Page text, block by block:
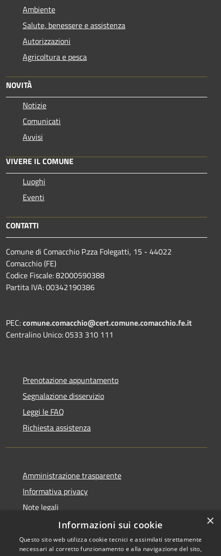
Ambiente
Salute, benessere e assistenza
Autorizzazioni
Agricoltura e pesca
NOVITÀ
Notizie
Comunicati
Avvisi
VIVERE IL COMUNE
Luoghi
Eventi
CONTATTI
Comune di Comacchio P.zza Folegatti, 15 - 44022
Comacchio (FE)
Codice Fiscale: 82000590388
Partita IVA: 00342190386
PEC:comune.comacchio@cert.comune.comacchio.fe.it
Centralino Unico: 0533 310 111
Prenotazione appuntamento
Segnalazione disservizio
Leggi le FAQ
Richiesta assistenza
Amministrazione trasparente
Informativa privacy
Note legali
Dichiarazione di accessibilità
×
Informazioni sui cookie
Questo sito web utilizza cookie tecnici e assimilati strettamente
necessari al corretto funzionamento e alla navigazione del sito,